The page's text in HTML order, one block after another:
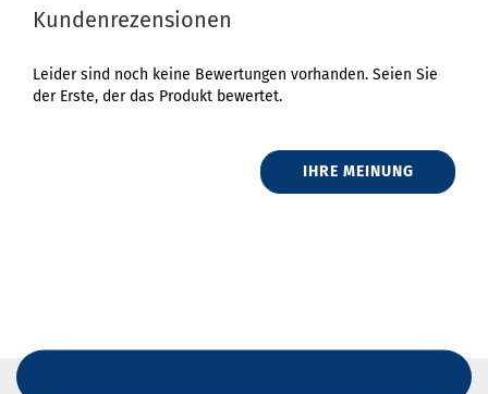
Kundenrezensionen
Leider sind noch keine Bewertungen vorhanden. Seien Sie
der Erste, der das Produkt bewertet.
IHRE MEINUNG